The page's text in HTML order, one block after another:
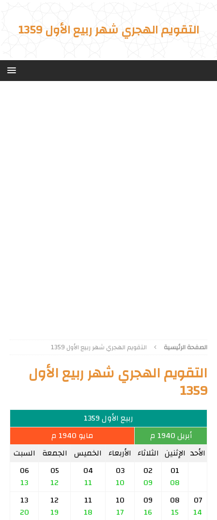
التقويم الهجري شهر ربيع الأول 1359
الصفحة الرئيسية التقويم الهجري شهر ربيع الأول 1359
التقويم الهجري شهر ربيع الأول
1359
ربيع الأول 1359
أبريل 1940 م
مايو 1940 م
الأحد الإثنين الثلاثاء الأربعاء الخميس الجمعة السبت
01
08
02
09
03
10
04
11
05
12
06
13
07
14
08
15
09
16
10
17
11
18
12
19
13
20